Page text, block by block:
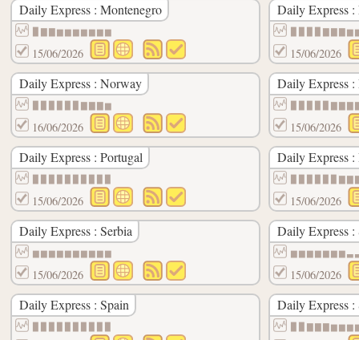
Daily Express : Montenegro
▉▇▇▆▆▆▆▆▆▆
15/06/2026
Daily Express :
15/06/2026
Daily Express : Norway
▉▉▉▉▉▉▇▇▇▆
16/06/2026
Daily Express :
15/06/2026
Daily Express : Portugal
15/06/2026
Daily Express :
15/06/2026
Daily Express : Serbia
▆▆▆▆▆▆▆▆▆▆
15/06/2026
Daily Express :
15/06/2026
Daily Express : Spain Daily Express :